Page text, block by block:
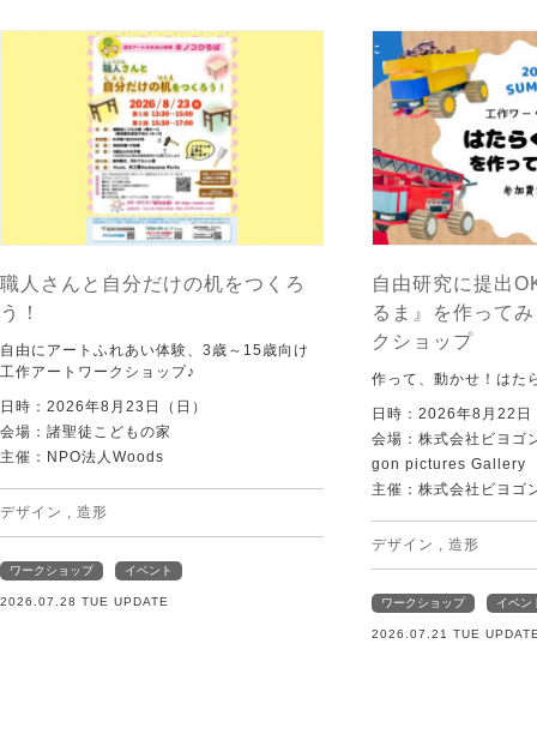
職人さんと自分だけの机をつくろ
う！
自由にアートふれあい体験、3歳～15歳向け
工作アートワークショップ♪
日時：2026年8月23日（日）
会場：諸聖徒こどもの家
主催：NPO法人Woods
デザイン 造形
ワークショップ イベント
2026.07.28 TUE UPDATE
自由研究に提出
るま』を作って
クショップ
作って、動かせ！はた
日時：2026年8月22日
会場：株式会社ビヨ
gon pictures Gallery
主催：株式会社ビヨゴ
デザイン 造形
ワークショップ イベン
2026.07.21 TUE